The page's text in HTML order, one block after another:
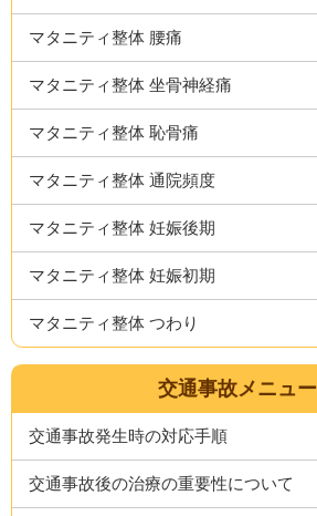
マタニティ整体 腰痛
マタニティ整体 坐骨神経痛
マタニティ整体 恥骨痛
マタニティ整体 通院頻度
マタニティ整体 妊娠後期
マタニティ整体 妊娠初期
マタニティ整体 つわり
交通事故メニュー
交通事故発生時の対応手順
交通事故後の治療の重要性について